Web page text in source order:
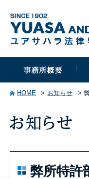
HOME お知らせ
弊所特許